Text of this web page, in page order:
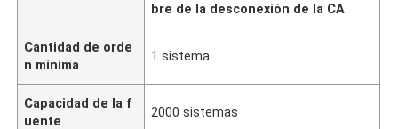
bre de la desconexión de la CA
Cantidad de orde
n mínima
1 sistema
Capacidad de la f
uente
2000 sistemas